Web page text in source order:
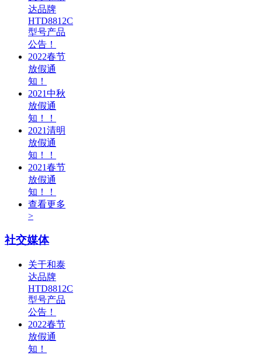
达品牌
HTD8812C
型号产品
公告！
2022春节
放假通
知！
2021中秋
放假通
知！！
2021清明
放假通
知！！
2021春节
放假通
知！！
查看更多
>
社交媒体
关于和泰
达品牌
HTD8812C
型号产品
公告！
2022春节
放假通
知！